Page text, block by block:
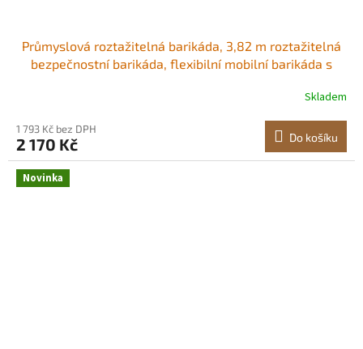
Průmyslová roztažitelná barikáda, 3,82 m roztažitelná
bezpečnostní barikáda, flexibilní mobilní barikáda s
brána, dopravní plot pro příjezdovou cestu, skladový
výtah Odolný a stabilní Snadno
Skladem
1 793 Kč bez DPH
2 170 Kč Do košíku
Novinka